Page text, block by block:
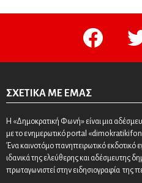
facebook
ΣΧΕΤΙΚΆ ΜΕ ΕΜΆΣ
Η «Δημοκρατική Φωνή» είναι μια
με το ενημερωτικό portal
Ένα καινοτόμο πανηπειρωτικό εκδοτικό
ιδανικά της ελεύθερης και αδέσμευτης
πρωταγωνιστεί στην ειδησιογραφία της